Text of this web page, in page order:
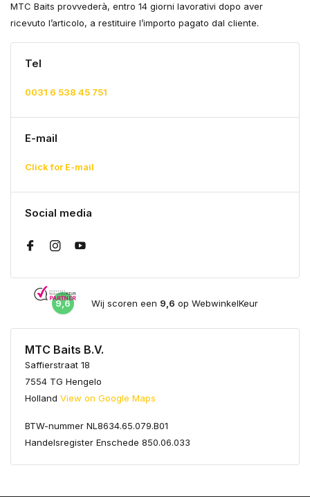
MTC Baits provvederà, entro 14 giorni lavorativi dopo aver
ricevuto l’articolo, a restituire l’importo pagato dal cliente.
Tel
0031 6 538 45 751
E-mail
Click for E-mail
Social media
9,6 Wij scoren een 9,6 op WebwinkelKeur
MTC Baits B.V.
Saffierstraat 18
7554 TG Hengelo
Holland View on Google Maps
BTW-nummer NL8634.65.079.B01
Handelsregister Enschede 850.06.033